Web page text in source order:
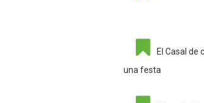
El Casal de
una festa